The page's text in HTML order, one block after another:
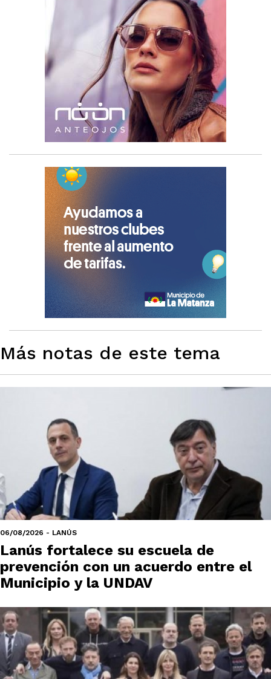
Más notas de este tema
06/08/2026 - LANÚS
Lanús fortalece su escuela de
prevención con un acuerdo entre el
Municipio y la UNDAV